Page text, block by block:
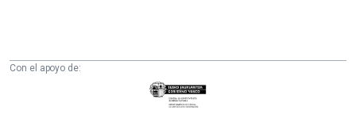
Con el apoyo de:
Eusko
Jaurlaritza